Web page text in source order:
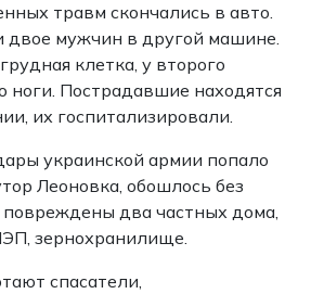
травм скончались в авто.
двое мужчин в другой машине.
клетка, у второго
ноги. Пострадавшие находятся
их госпитализировали.
украинской армии попало
Леоновка, обошлось без
два частных дома,
зернохранилище.
спасатели,